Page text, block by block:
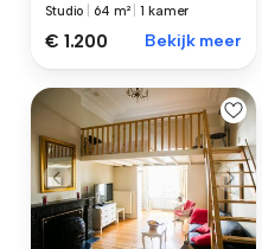
Studio 64 m² |1 kamer
€ 1.200 Bekijk meer